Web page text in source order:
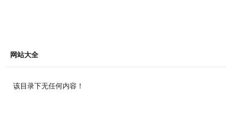
网站大全
该目录下无任何内容！